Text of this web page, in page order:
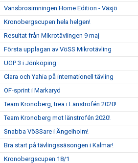
Vansbrosimningen Home Edition - Växjö
Kronobergscupen hela helgen!
Resultat från Mikrotävlingen 9 maj
Första upplagan av VöSS Mikrotävling
UGP 3 i Jönköping
Clara och Yahia på internationell tävling
OF-sprint i Markaryd
Team Kronoberg, trea i Länstrofén 2020!
Team Kronoberg mot länstrofén 2020!
Snabba VöSSare i Ängelholm!
Bra start på tävlingssäsongen i Kalmar!
Kronobergscupen 18/1